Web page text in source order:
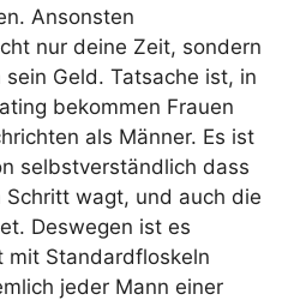
Ansonsten
nur deine Zeit, sondern
Geld. Tatsache ist, in
bekommen Frauen
als Männer. Es ist
selbstverständlich dass
wagt, und auch die
Deswegen ist es
Standardfloskeln
jeder Mann einer